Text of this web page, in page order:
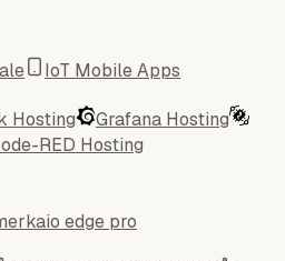
IoT Mobile Apps
Hosting
Grafana Hosting
RED Hosting
edge pro